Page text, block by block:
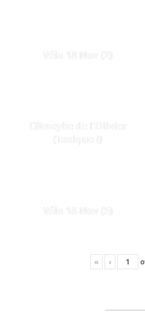
Vélo 18 Nov (2)
Clitocybe de l'Olivier
(Toxique !)
Vélo 18 Nov (5)
« ‹